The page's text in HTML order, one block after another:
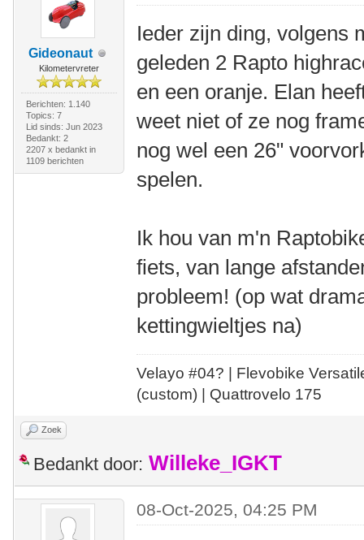
Gideonaut
Kilometervreter
Berichten: 1.140
Topics: 7
Lid sinds: Jun 2023
Bedankt: 2
2207 x bedankt in
1109 berichten
Ieder zijn ding, volgens
geleden 2 Rapto
en een oranje. Elan
weet niet of ze nog
nog wel een 26"
spelen.
Ik hou van m'n
fiets, van lange
probleem! (op wat
kettingwieltjes na)
Velayo #04? | Flevobike
(custom) | Quattrovelo 175
Zoek
Bedankt door: Willeke_IGKT
08-Oct-2025, 04:25 PM